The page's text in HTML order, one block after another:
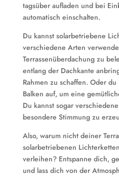
tagsüber aufladen und bei
automatisch einschalten.
Du kannst solarbetriebene
verschiedene Arten
Terrassenüberdachung zu
entlang der Dachkante
Rahmen zu schaffen. Oder
Balken auf, um eine
Du kannst sogar
besondere Stimmung zu
Also, warum nicht deiner
solarbetriebenen
verleihen? Entspanne dich,
und lass dich von der